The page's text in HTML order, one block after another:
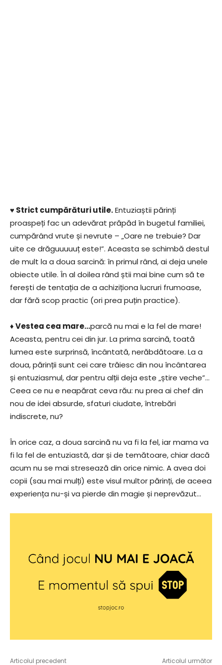
♥ Strict cumpărături utile.Entuziaștii părinți
proaspeți fac un adevărat prăpăd în bugetul familiei,
cumpărând vrute și nevrute – „Oare ne trebuie? Dar
uite ce drăguuuuuț este!”. Aceasta se schimbă destul
de mult la a doua sarcină: în primul rând, ai deja unele
obiecte utile. În al doilea rând știi mai bine cum să te
ferești de tentația de a achiziționa lucruri frumoase,
dar fără scop practic (ori prea puțin practice).
♦ Vestea cea mare…parcă nu mai e la fel de mare!
Aceasta, pentru cei din jur. La prima sarcină, toată
lumea este surprinsă, încântată, nerăbdătoare. La a
doua, părinții sunt cei care trăiesc din nou încântarea
și entuziasmul, dar pentru alții deja este „știre veche”…
Ceea ce nu e neapărat ceva rău: nu prea ai chef din
nou de idei absurde, sfaturi ciudate, întrebări
indiscrete, nu?
În orice caz, a doua sarcină nu va fi la fel, iar mama va
fi la fel de entuziastă, dar și de temătoare, chiar dacă
acum nu se mai stresează din orice nimic. A avea doi
copii (sau mai mulți) este visul multor părinți, de aceea
experiența nu-și va pierde din magie și neprevăzut…
Articolul precedent Articolul următor